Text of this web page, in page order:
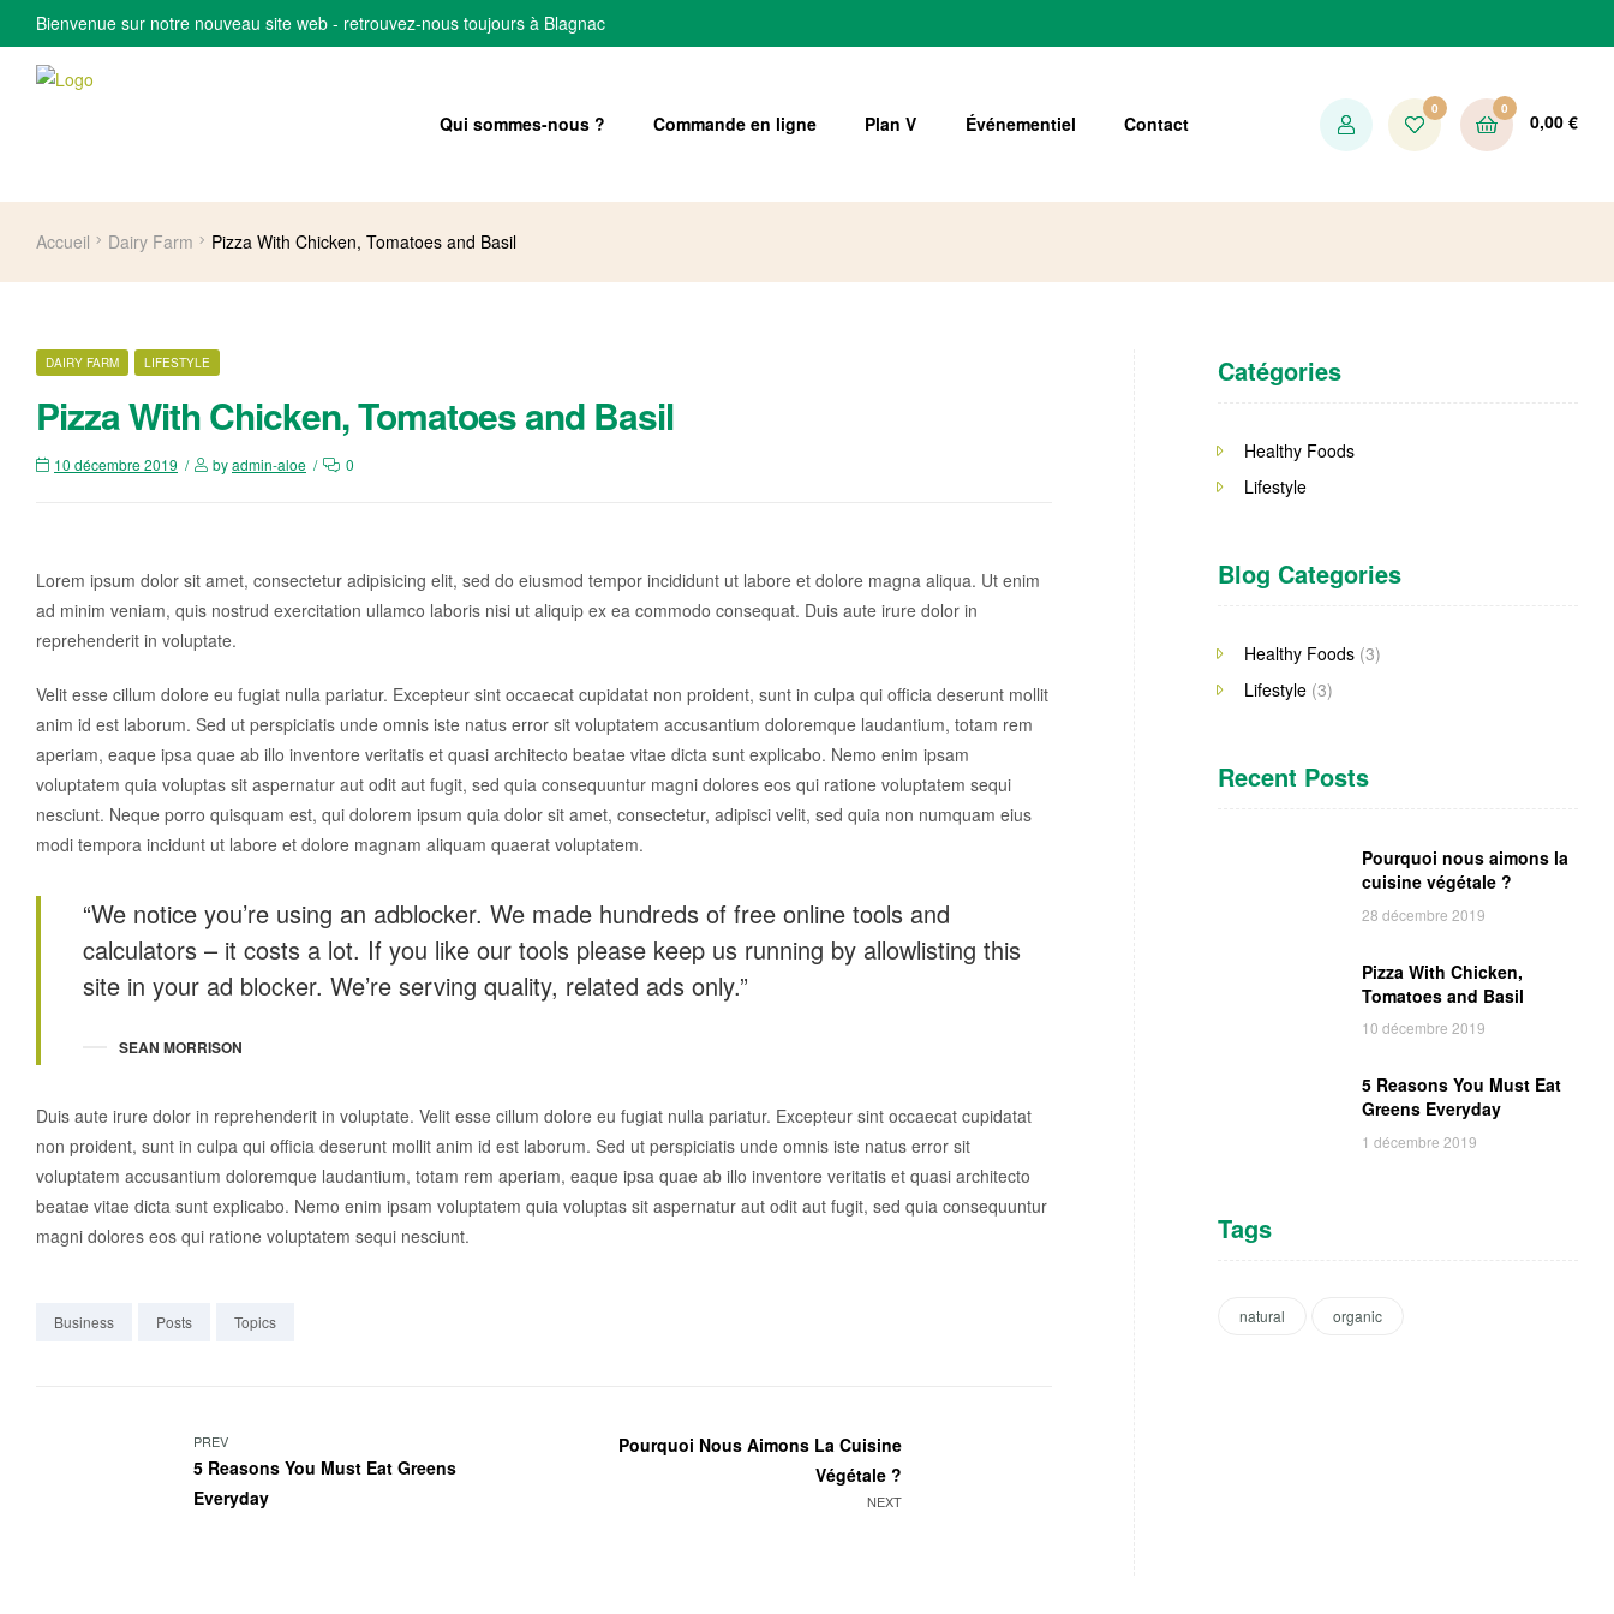
Bienvenue sur notre nouveau site web - retrouvez-nous toujours à Blagnac
Qui sommes-nous ? Commande en ligne Plan V Événementiel Contact
0 0
0,00 €
Accueil Dairy Farm Pizza With Chicken, Tomatoes and Basil
CATEGORIES
DAIRY FARM LIFESTYLE
Pizza With Chicken, Tomatoes and Basil
10 décembre 2019 byadmin-aloe 0
Lorem ipsum dolor sit amet, consectetur adipisicing elit, sed do eiusmod tempor incididunt ut labore et dolore magna aliqua. Ut enim
ad minim veniam, quis nostrud exercitation ullamco laboris nisi ut aliquip ex ea commodo consequat. Duis aute irure dolor in
reprehenderit in voluptate.
Velit esse cillum dolore eu fugiat nulla pariatur. Excepteur sint occaecat cupidatat non proident, sunt in culpa qui officia deserunt mollit
anim id est laborum. Sed ut perspiciatis unde omnis iste natus error sit voluptatem accusantium doloremque laudantium, totam rem
aperiam, eaque ipsa quae ab illo inventore veritatis et quasi architecto beatae vitae dicta sunt explicabo. Nemo enim ipsam
voluptatem quia voluptas sit aspernatur aut odit aut fugit, sed quia consequuntur magni dolores eos qui ratione voluptatem sequi
nesciunt. Neque porro quisquam est, qui dolorem ipsum quia dolor sit amet, consectetur, adipisci velit, sed quia non numquam eius
modi tempora incidunt ut labore et dolore magnam aliquam quaerat voluptatem.
“We notice you’re using an adblocker. We made hundreds of free online tools and
calculators – it costs a lot. If you like our tools please keep us running by allowlisting this
site in your ad blocker. We’re serving quality, related ads only.”
SEAN MORRISON
Duis aute irure dolor in reprehenderit in voluptate. Velit esse cillum dolore eu fugiat nulla pariatur. Excepteur sint occaecat cupidatat
non proident, sunt in culpa qui officia deserunt mollit anim id est laborum. Sed ut perspiciatis unde omnis iste natus error sit
voluptatem accusantium doloremque laudantium, totam rem aperiam, eaque ipsa quae ab illo inventore veritatis et quasi architecto
beatae vitae dicta sunt explicabo. Nemo enim ipsam voluptatem quia voluptas sit aspernatur aut odit aut fugit, sed quia consequuntur
magni dolores eos qui ratione voluptatem sequi nesciunt.
Business Posts Topics
NavigationPREV
5 Reasons You Must Eat Greens
Everyday
NEXT
Pourquoi Nous Aimons La Cuisine
Végétale ?
Catégories
Healthy Foods
Lifestyle
Blog Categories
Healthy Foods(3)
Lifestyle(3)
Recent Posts
Pourquoi nous aimons la
cuisine végétale ?
28 décembre 2019
Pizza With Chicken,
Tomatoes and Basil
10 décembre 2019
5 Reasons You Must Eat
Greens Everyday
1 décembre 2019
Tags
natural organic